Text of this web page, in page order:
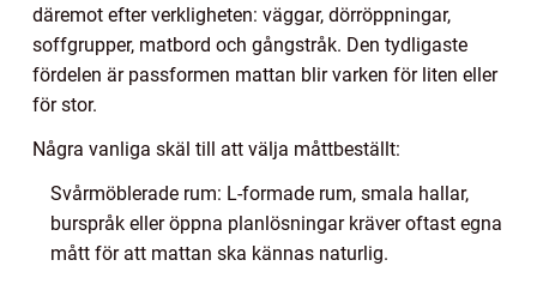
däremot efter verkligheten: väggar, dörröppningar,
soffgrupper, matbord och gångstråk. Den tydligaste
fördelen är passformen mattan blir varken för liten eller
för stor.
Några vanliga skäl till att välja måttbeställt:
Svårmöblerade rum: L-formade rum, smala hallar,
burspråk eller öppna planlösningar kräver oftast egna
mått för att mattan ska kännas naturlig.